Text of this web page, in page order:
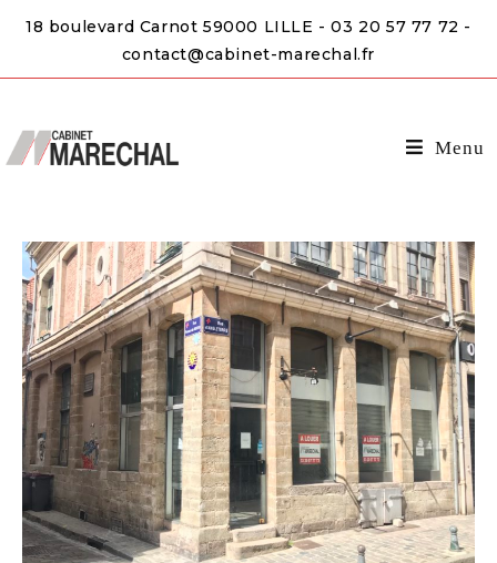
18 boulevard Carnot 59000 LILLE - 03 20 57 77 72 -
contact@cabinet-marechal.fr
Menu